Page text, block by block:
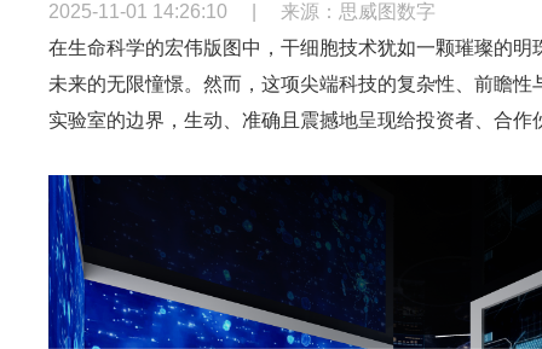
2025-11-01 14:26:10
来源：思威图数字
在生命科学的宏伟版图中，干细胞技术犹如一颗璀璨的明
未来的无限憧憬。然而，这项尖端科技的复杂性、前瞻性
实验室的边界，生动、准确且震撼地呈现给投资者、合作